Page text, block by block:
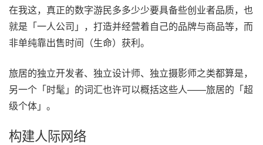
在我这，真正的数字游民多多少少要具备些创业者品质，也
就是「一人公司」，打造并经营着自己的品牌与商品等，而
非单纯靠出售时间（生命）获利。
旅居的独立开发者、独立设计师、独立摄影师之类都算是，
另一个「时髦」的词汇也许可以概括这些人——旅居的「超
级个体」。
构建人际网络